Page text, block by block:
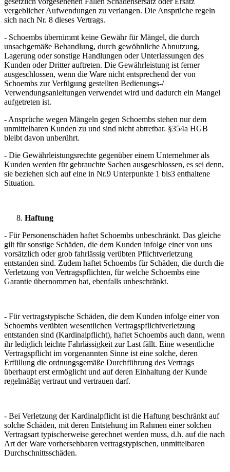
vergeblicher Aufwendungen zu verlangen. Die Ansprüche regeln
sich nach Nr. 8 dieses Vertrags.
- Schoembs übernimmt keine Gewähr für Mängel, die durch
unsachgemäße Behandlung, durch gewöhnliche Abnutzung,
Lagerung oder sonstige Handlungen oder Unterlassungen des
Kunden oder Dritter auftreten. Die Gewährleistung ist ferner
ausgeschlossen, wenn die Ware nicht entsprechend der von
Schoembs zur Verfügung gestellten Bedienungs-/
Verwendungsanleitungen verwendet wird und dadurch ein Mangel
aufgetreten ist.
- Ansprüche wegen Mängeln gegen Schoembs stehen nur dem
unmittelbaren Kunden zu und sind nicht abtretbar. §354a HGB
bleibt davon unberührt.
- Die Gewährleistungsrechte gegenüber einem Unternehmer als
Kunden werden für gebrauchte Sachen ausgeschlossen, es sei denn,
sie beziehen sich auf eine in Nr.9 Unterpunkte 1 bis3 enthaltene
Situation.
Haftung
- Für Personenschäden haftet Schoembs unbeschränkt. Das gleiche
gilt für sonstige Schäden, die dem Kunden infolge einer von uns
vorsätzlich oder grob fahrlässig verübten Pflichtverletzung
entstanden sind. Zudem haftet Schoembs für Schäden, die durch die
Verletzung von Vertragspflichten, für welche Schoembs eine
Garantie übernommen hat, ebenfalls unbeschränkt.
- Für vertragstypische Schäden, die dem Kunden infolge einer von
Schoembs verübten wesentlichen Vertragspflichtverletzung
entstanden sind (Kardinalpflicht), haftet Schoembs auch dann, wenn
ihr lediglich leichte Fahrlässigkeit zur Last fällt. Eine wesentliche
Vertragspflicht im vorgenannten Sinne ist eine solche, deren
Erfüllung die ordnungsgemäße Durchführung des Vertrags
überhaupt erst ermöglicht und auf deren Einhaltung der Kunde
regelmäßig vertraut und vertrauen darf.
- Bei Verletzung der Kardinalpflicht ist die Haftung beschränkt auf
solche Schäden, mit deren Entstehung im Rahmen einer solchen
Vertragsart typischerweise gerechnet werden muss, d.h. auf die nach
Art der Ware vorhersehbaren vertragstypischen, unmittelbaren
Durchschnittsschäden.